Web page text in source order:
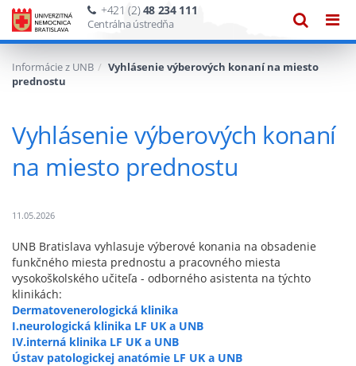
+421 (2)48 234 111
Centrálna ústredňa
Informácie z UNB
Vyhlásenie výberových konaní na miesto
prednostu
Vyhlásenie výberových konaní
na miesto prednostu
11.05.2026
UNB Bratislava vyhlasuje výberové konania na obsadenie
funkčného miesta prednostu a pracovného miesta
vysokoškolského učiteľa - odborného asistenta na týchto
klinikách:
Dermatovenerologická klinika
I.neurologická klinika LF UK a UNB
IV.interná klinika LF UK a UNB
Ústav patologickej anatómie LF UK a UNB